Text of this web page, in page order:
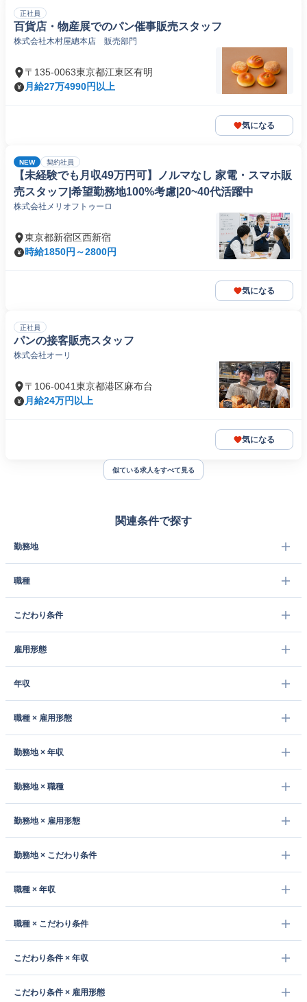
正社員
百貨店・物産展でのパン催事販売スタッフ
株式会社木村屋總本店 販売部門
〒135-0063東京都江東区有明
月給27万4990円以上
気になる
NEW 契約社員
【未経験でも月収49万円可】ノルマなし 家電・スマホ販
売スタッフ|希望勤務地100%考慮|20~40代活躍中
株式会社メリオフトゥーロ
東京都新宿区西新宿
時給1850円～2800円
気になる
正社員
パンの接客販売スタッフ
株式会社オーリ
〒106-0041東京都港区麻布台
月給24万円以上
気になる
似ている求人をすべて見る
関連条件で探す
勤務地
職種
こだわり条件
雇用形態
年収
職種 × 雇用形態
勤務地 × 年収
勤務地 × 職種
勤務地 × 雇用形態
勤務地 × こだわり条件
職種 × 年収
職種 × こだわり条件
こだわり条件 × 年収
こだわり条件 × 雇用形態